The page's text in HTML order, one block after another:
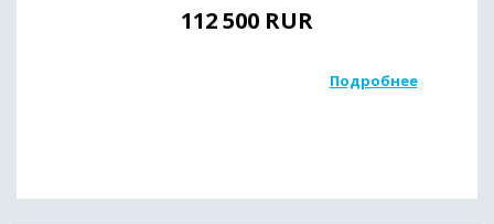
112 500 RUR
Подробнее